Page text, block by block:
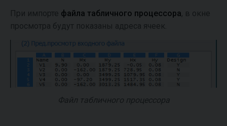
При импорте файла табличного процессора, в окне
просмотра будут показаны адреса ячеек.
Файл табличного процессора